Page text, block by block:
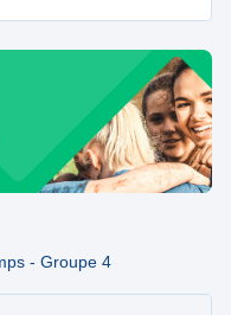
- Groupe 4